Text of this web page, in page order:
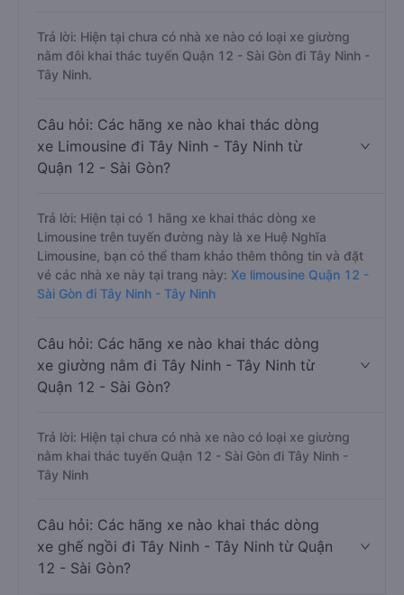
Trả lời: Hiện tại chưa có nhà xe nào có loại xe giường
nằm đôi khai thác tuyến Quận 12 - Sài Gòn đi Tây Ninh -
Tây Ninh.
Câu hỏi: Các hãng xe nào khai thác dòng
xe Limousine đi Tây Ninh - Tây Ninh từ
Quận 12 - Sài Gòn?
Trả lời: Hiện tại có 1 hãng xe khai thác dòng xe
Limousine trên tuyến đường này là xe Huệ Nghĩa
Limousine, bạn có thể tham khảo thêm thông tin và đặt
vé các nhà xe này tại trang này: Xe limousine Quận 12 -
Sài Gòn đi Tây Ninh - Tây Ninh
Câu hỏi: Các hãng xe nào khai thác dòng
xe giường nằm đi Tây Ninh - Tây Ninh từ
Quận 12 - Sài Gòn?
Trả lời: Hiện tại chưa có nhà xe nào có loại xe giường
nằm khai thác tuyến Quận 12 - Sài Gòn đi Tây Ninh -
Tây Ninh
Câu hỏi: Các hãng xe nào khai thác dòng
xe ghế ngồi đi Tây Ninh - Tây Ninh từ Quận
12 - Sài Gòn?